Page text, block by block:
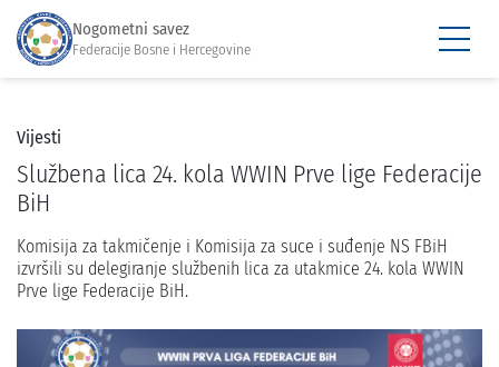
Nogometni savez
Federacije Bosne i Hercegovine
Vijesti
Službena lica 24. kola WWIN Prve lige Federacije
BiH
Komisija za takmičenje i Komisija za suce i suđenje NS FBiH
izvršili su delegiranje službenih lica za utakmice 24. kola WWIN
Prve lige Federacije BiH.